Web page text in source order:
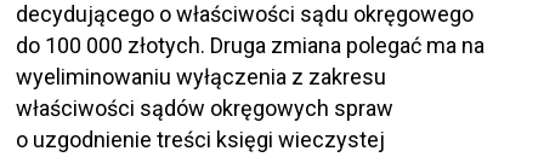
decydującego o właściwości sądu okręgowego
do 100 000 złotych. Druga zmiana polegać ma na
wyeliminowaniu wyłączenia z zakresu
właściwości sądów okręgowych spraw
o uzgodnienie treści księgi wieczystej